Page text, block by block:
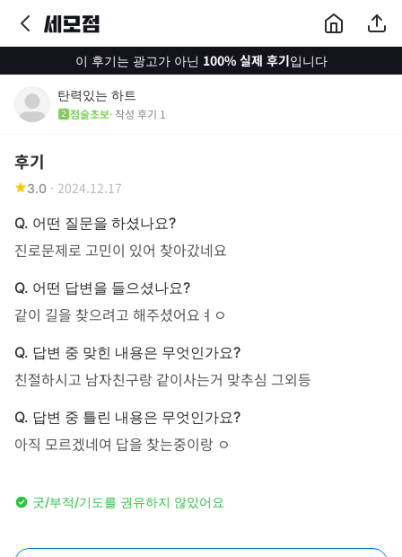
이 후기는 광고가 아닌 100% 실제 후기입니다
탄력있는 하트
점술초보· 작성 후기 1
후기
3.0 · 2024.12.17
진로문제로 고민이 있어 찾아갔네요
같이 길을 찾으려고 해주셨어요ㅕㅇ
친절하시고 남자친구랑 같이사는거 맞추심 그외등
아직 모르겠네여 답을 찾는중이랑 ㅇ
굿/부적/기도를 권유하지 않았어요